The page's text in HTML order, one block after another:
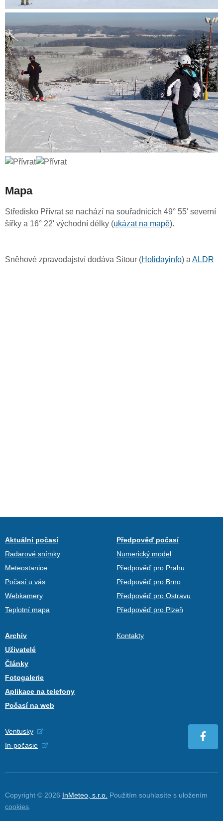
Mapa
Středisko Přívrat se nachází na souřadnicích 49° 55' severní
šířky a 16° 22' východní délky (ukázat na mapě).
Sněhové zpravodajství dodáva Sitour (Holidayinfo) a ALDR
Aktuální počasí
Radarové snímky
Meteostanice
Počasí u vás
Webkamery
Teplotní mapa
Předpověď počasí
Numerický model
Předpověď pro Prahu
Předpověď pro Brno
Předpověď pro Ostravu
Předpověď pro Plzeň
Archiv
Uživatelé
Články
Fotogalerie
Aplikace na telefony
Počasí na web
Kontakty
Ventusky
In-počasie
Copyright © 2026 InMeteo, s.r.o. Použitím souhlasíte s uložením
cookies